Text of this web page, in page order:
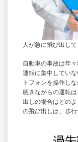
人が急に飛び出し
自動車の事故は年
運転に集中してい
トフォンを操作し
聴きながらの運転
出しの場合はどの
の飛び出しは、歩行